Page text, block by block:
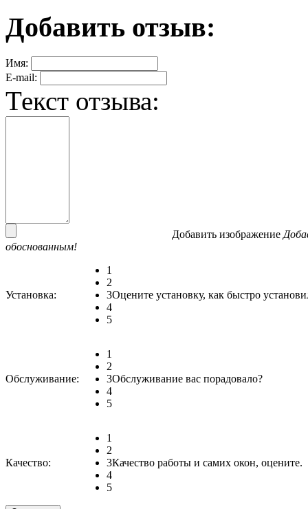
Добавить отзыв:
Имя:
E-mail:
Текст отзыва:
Добавить изображение
обоснованным!
Установка:
1
2
3
4
5
Оцените установку, как быстро
Обслуживание:
1
2
3
4
5
Обслуживание вас порадовало?
Качество:
1
2
3
4
5
Качество работы и самих окон, оцените.